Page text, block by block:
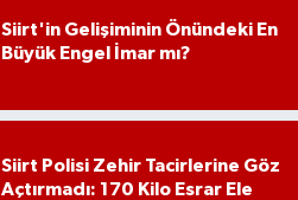
Siirt'in Gelişiminin Önündeki En
Büyük Engel İmar mı?
Siirt Polisi Zehir Tacirlerine Göz
Açtırmadı: 170 Kilo Esrar Ele